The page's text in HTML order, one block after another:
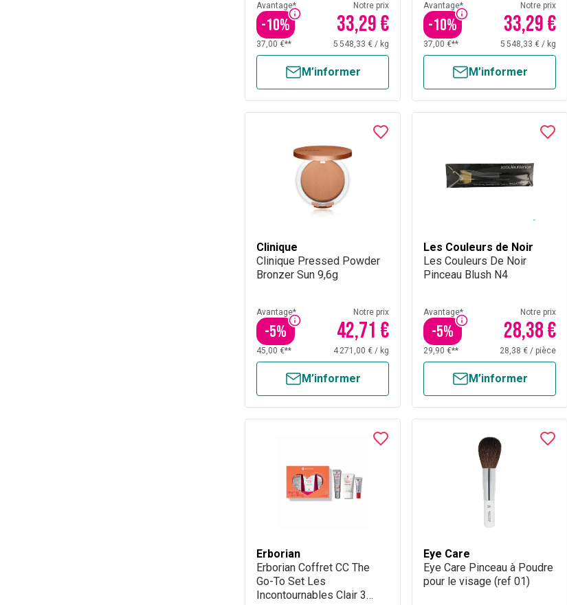
Avantage*
-10%
Notre prix
33,29 €
37,00 €** 5 548,33 € / kg
M’informer
Avantage*
-10%
Notre prix
33,29 €
37,00 €** 5 548,33 € / kg
M’informer
Clinique
Clinique Pressed Powder
Bronzer Sun 9,6g
Avantage*
-5%
Notre prix
42,71 €
45,00 €** 4 271,00 € / kg
M’informer
Les Couleurs de Noir
Les Couleurs De Noir
Pinceau Blush N4
Avantage*
-5%
Notre prix
28,38 €
29,90 €** 28,38 € / pièce
M’informer
Erborian
Erborian Coffret CC The
Go-To Set Les
Incontournables Clair 3
Eye Care
Eye Care Pinceau à Poudre
pour le visage (ref 01)